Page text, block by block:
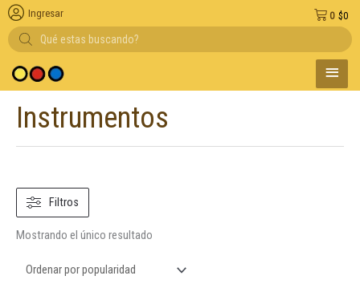
Búsqueda
de
productos
de pago
$0
0
Ingresar
MENÚ
Instrumentos
Filtros
Mostrando el único resultado